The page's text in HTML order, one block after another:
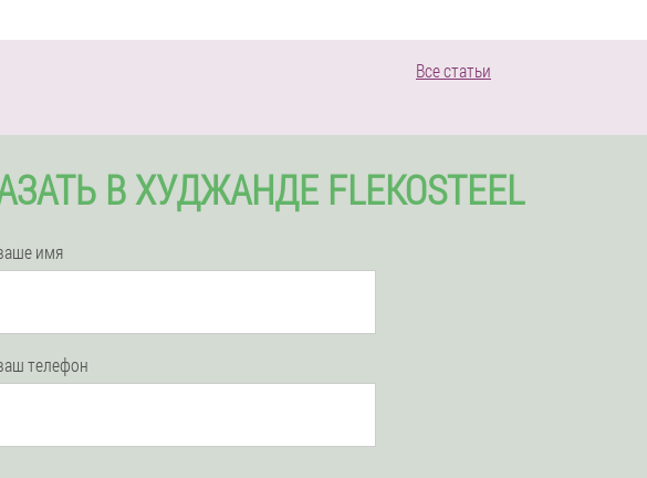
Все статьи
В ХУДЖАНДЕ FLEKOSTEEL
имя
телефон